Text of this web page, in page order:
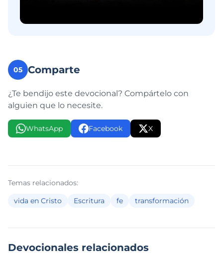
05 Comparte
¿Te bendijo este devocional? Compártelo con
alguien que lo necesite.
WhatsApp Facebook X
Temas relacionados:
vida en Cristo
Escritura fe transformación
Devocionales relacionados